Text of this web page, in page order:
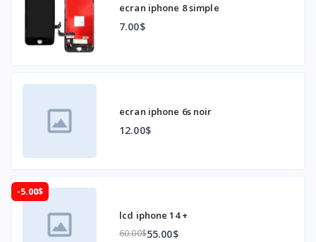
ecran iphone 8 simple
7.00$
ecran iphone 6s noir
12.00$
-5.00$
lcd iphone 14 +
60.00$55.00$